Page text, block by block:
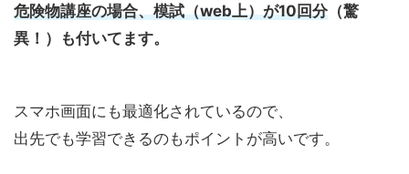
危険物講座の場合、模試（web上）が10回分 （驚
異！）も付いてます。
スマホ画面にも最適化されているので、
出先でも学習できるのもポイントが高いです。